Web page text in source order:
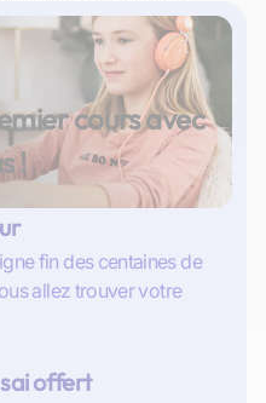
cours avec
!
fin des centaines de
allez trouver votre
offert